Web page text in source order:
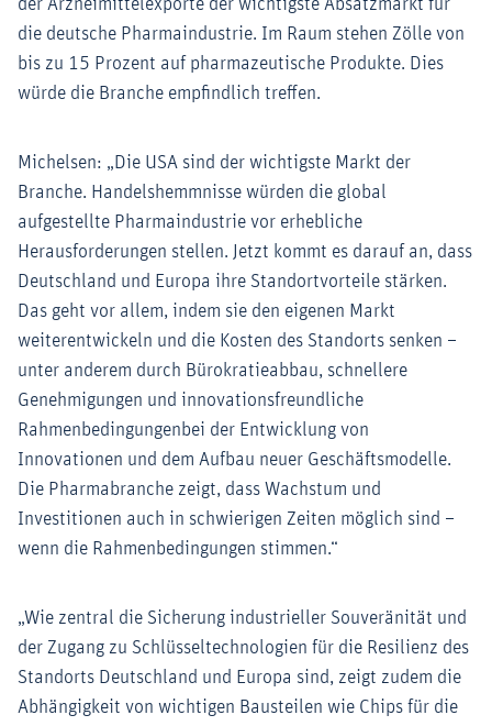
der Arzneimittelexporte der wichtigste Absatzmarkt für
die deutsche Pharmaindustrie. Im Raum stehen Zölle von
bis zu 15 Prozent auf pharmazeutische Produkte. Dies
würde die Branche empfindlich treffen.
Michelsen: „Die USA sind der wichtigste Markt der
Branche. Handelshemmnisse würden die global
aufgestellte Pharmaindustrie vor erhebliche
Herausforderungen stellen. Jetzt kommt es darauf an, dass
Deutschland und Europa ihre Standortvorteile stärken.
Das geht vor allem, indem sie den eigenen Markt
weiterentwickeln und die Kosten des Standorts senken –
unter anderem durch Bürokratieabbau, schnellere
Genehmigungen und innovationsfreundliche
Rahmenbedingungenbei der Entwicklung von
Innovationen und dem Aufbau neuer Geschäftsmodelle.
Die Pharmabranche zeigt, dass Wachstum und
Investitionen auch in schwierigen Zeiten möglich sind –
wenn die Rahmenbedingungen stimmen.“
„Wie zentral die Sicherung industrieller Souveränität und
der Zugang zu Schlüsseltechnologien für die Resilienz des
Standorts Deutschland und Europa sind, zeigt zudem die
Abhängigkeit von wichtigen Bausteilen wie Chips für die